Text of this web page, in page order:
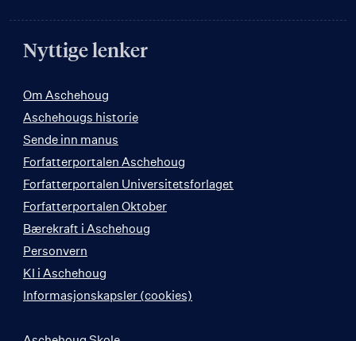
Nyttige lenker
Om Aschehoug
Aschehougs historie
Sende inn manus
Forfatterportalen Aschehoug
Forfatterportalen Universitetsforlaget
Forfatterportalen Oktober
Bærekraft i Aschehoug
Personvern
KI i Aschehoug
Informasjonskapsler (cookies)